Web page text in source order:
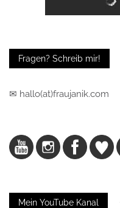
Fragen? Schreib mir!
✉ hallo(at)fraujanik.com
Mein YouTube Kanal